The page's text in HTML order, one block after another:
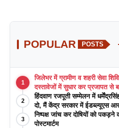
POPULAR POSTS
1
जिलेभर में ग्रामीण व शहरी सेवा
दस्तावेजों में सुधार कर प्रजापत से
2
हिंदवाण रजपूती सम्मेलन में
दो, मैं केंद्र सरकार में ईडब्ल्यूएस
3
निष्पक्ष जांच कर दोषियों को
पोस्टमार्टम